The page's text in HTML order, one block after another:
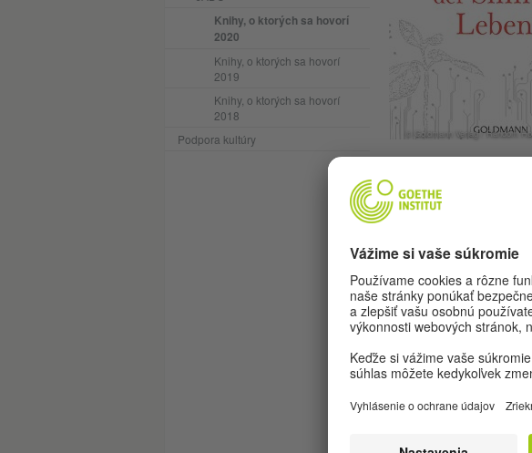
Knihy, o ktorých sa hovorí
2020
Knihy, o ktorých sa hovorí
2019
Knihy, o ktorých sa hovorí
2018
Podpora kultúry
© Goldmann Verlag / Random
zohľadňujú klimatické
nápomocnou pri riešení
Prechtova analýza UI
patrí kritika kapitalizmu,
porozuhodná a veľmi
na záver, ako “umelá
zakaždým taká dobrá
nemôžu zastrieť u